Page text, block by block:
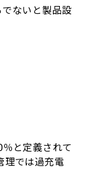
ないと製品設
と定義されて
理では過充電